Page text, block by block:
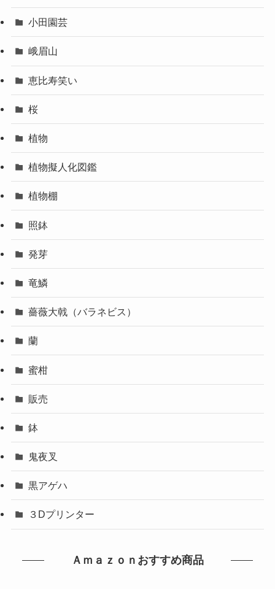
小田園芸
峨眉山
恵比寿笑い
桜
植物
植物擬人化図鑑
植物棚
照鉢
発芽
竜鱗
薔薇大戟（バラネビス）
蘭
蜜柑
販売
鉢
鬼夜叉
黒アゲハ
３Dプリンター
Ａｍａｚｏｎおすすめ商品